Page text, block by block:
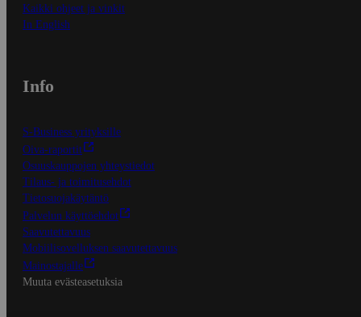
Kaikki ohjeet ja vinkit
In English
Info
S-Business yrityksille
Oiva-raportit
Osuuskauppojen yhteystiedot
Tilaus- ja toimitusehdot
Tietosuojakäytäntö
Palvelun käyttöehdot
Saavutettavuus
Mobiilisovelluksen saavutettavuus
Mainostajalle
Muuta evästeasetuksia